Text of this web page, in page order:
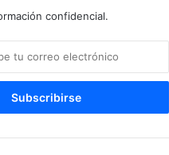
confidencial.